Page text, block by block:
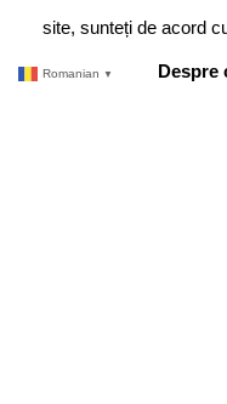
site, sunteți de acord
Despre
Romanian ▼